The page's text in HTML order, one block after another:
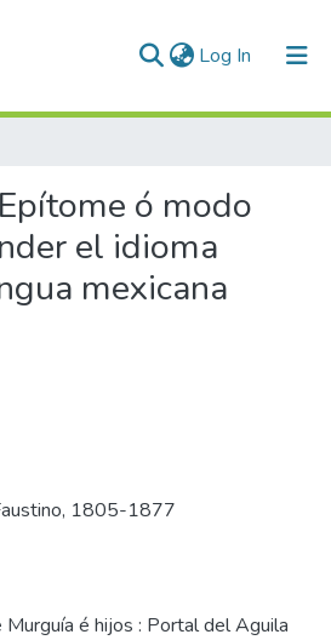
Log In (current)
Epítome ó modo
el idioma
mexicana
1805-1877
Murguía é hijos : Portal del Aguila